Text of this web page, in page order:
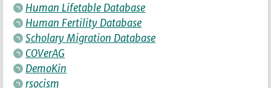
Human Lifetable Database
Human Fertility Database
Scholary Migration Database
COVerAG
DemoKin
rsocism